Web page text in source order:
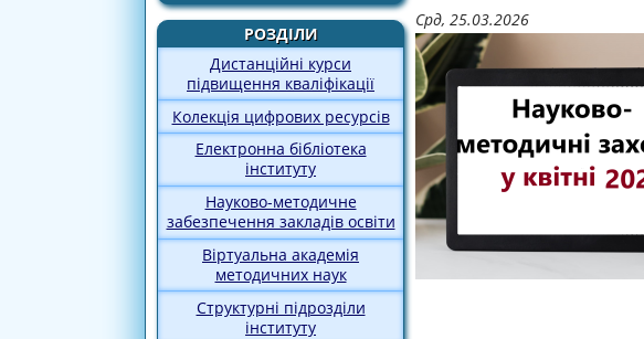
РОЗДІЛИ
Дистанційні курси
підвищення кваліфікації
Колекція цифрових ресурсів
Електронна бібліотека
інституту
Науково-методичне
забезпечення закладів освіти
Віртуальна академія
методичних наук
Структурні підрозділи
інституту
Срд, 25.03.2026